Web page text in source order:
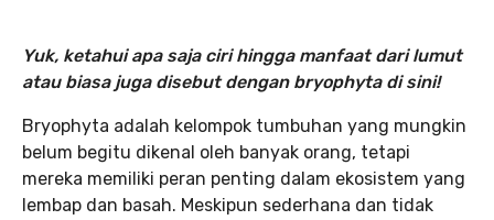
Yuk, ketahui apa saja ciri hingga manfaat dari lumut
atau biasa juga disebut dengan bryophyta di sini!
Bryophyta adalah kelompok tumbuhan yang mungkin
belum begitu dikenal oleh banyak orang, tetapi
mereka memiliki peran penting dalam ekosistem yang
lembap dan basah. Meskipun sederhana dan tidak